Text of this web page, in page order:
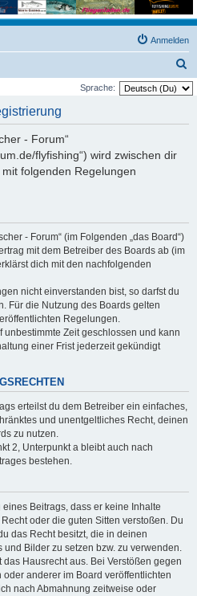
Anmelden
u
Sprache:
- Forum“
flyfishing“) wird zwischen dir
folgenden Regelungen
- Forum“ (im Folgenden „das Board“)
mit dem Betreiber des Boards ab (im
dich mit den nachfolgenden
nicht einverstanden bist, so darfst du
Für die Nutzung des Boards gelten
Regelungen.
unbestimmte Zeit geschlossen und kann
einer Frist jederzeit gekündigt
erteilst du dem Betreiber ein einfaches,
und unentgeltliches Recht, deinen
zu nutzen.
2, Unterpunkt a bleibt auch nach
bestehen.
Beitrags, dass er keine Inhalte
oder die guten Sitten verstoßen. Du
das Recht besitzt, die in deinen
und Bilder zu setzen bzw. zu verwenden.
Hausrecht aus. Bei Verstößen gegen
anderer im Board veröffentlichten
nach Abmahnung zeitweise oder